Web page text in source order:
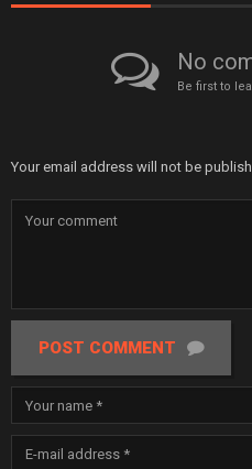
No
Be first to
Your email address will not be
POST COMMENT